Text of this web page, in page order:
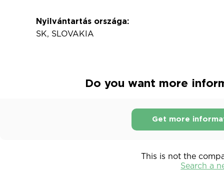
Nyilvántartás országa:
SK, SLOVAKIA
Do you want more
Get more
This is not the
Search a